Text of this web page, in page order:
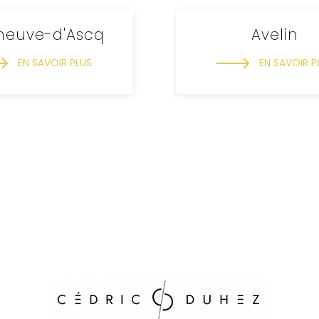
d'Ascq
EN SAVOIR PLUS
Avelin
EN SAVOIR